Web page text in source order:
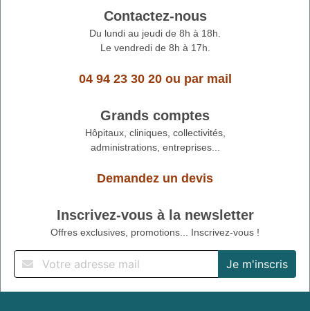
Contactez-nous
Du lundi au jeudi de 8h à 18h.
Le vendredi de 8h à 17h.
04 94 23 30 20ou par mail
Grands comptes
Hôpitaux, cliniques, collectivités,
administrations, entreprises...
Demandez un devis
Inscrivez-vous à la newsletter
Offres exclusives, promotions... Inscrivez-vous !